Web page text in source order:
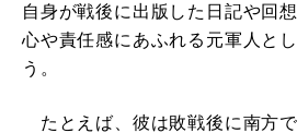
自身が戦後に出版した日記や回
心や責任感にあふれる元軍人と
う。
たとえば、彼は敗戦後に南方